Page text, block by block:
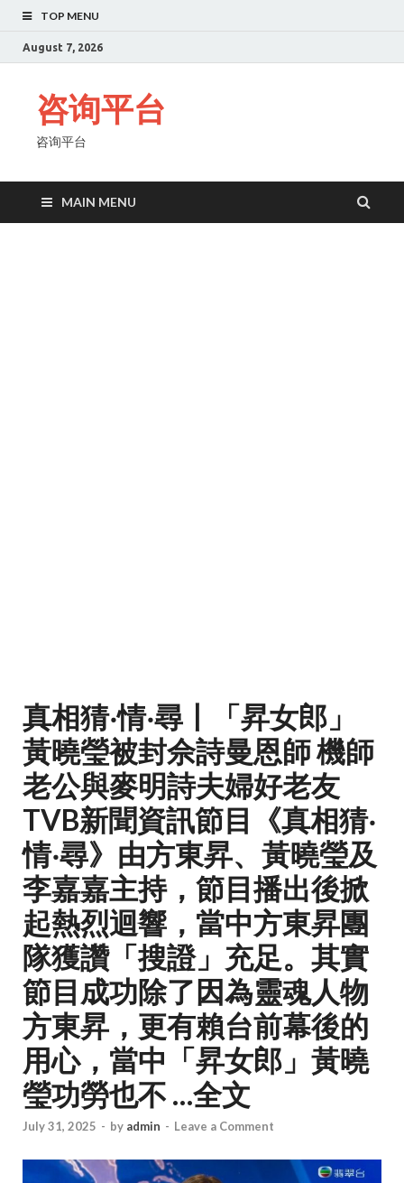
TOP MENU
August 7, 2026
咨询平台
咨询平台
MAIN MENU
真相猜‧情‧尋丨「昇女郎」
黃曉瑩被封佘詩曼恩師 機師
老公與麥明詩夫婦好老友
TVB新聞資訊節目《真相猜‧
情‧尋》由方東昇、黃曉瑩及
李嘉嘉主持，節目播出後掀
起熱烈迴響，當中方東昇團
隊獲讚「搜證」充足。其實
節目成功除了因為靈魂人物
方東昇，更有賴台前幕後的
用心，當中「昇女郎」黃曉
瑩功勞也不 …全文
July 31, 2025 - by admin - Leave a Comment